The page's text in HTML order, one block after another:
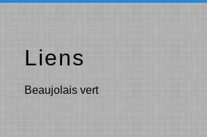
Liens
Beaujolais vert